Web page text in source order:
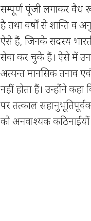
सम्पूर्ण पूंजी लगाकर वैध
है तथा वर्षों से शान्ति व
ऐसे हैं, जिनके सदस्य
सेवा कर चुके हैं। ऐसे में
अत्यन्त मानसिक तनाव
नहीं होता हैं। उन्होंने
पर तत्काल
को अनवाश्यक